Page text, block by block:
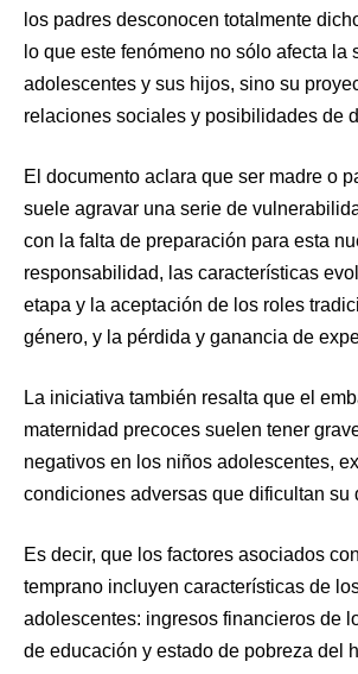
los padres desconocen totalmente
lo que este fenómeno no sólo afecta la
adolescentes y sus hijos, sino su
relaciones sociales y posibilidades de
El documento aclara que ser madre o
suele agravar una serie de
con la falta de preparación para esta
responsabilidad, las características
etapa y la aceptación de los roles
género, y la pérdida y ganancia de
La iniciativa también resalta que el
maternidad precoces suelen tener
negativos en los niños adolescentes,
condiciones adversas que dificultan su
Es decir, que los factores asociados
temprano incluyen características de
adolescentes: ingresos financieros de
de educación y estado de pobreza del